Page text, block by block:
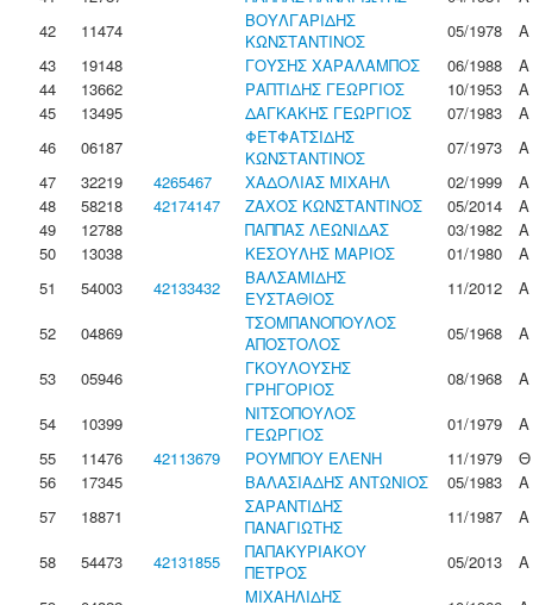
42
11474
ΒΟΥΛΓΑΡΙΔΗΣ
ΚΩΝΣΤΑΝΤΙΝΟΣ
05/1978
Α
43
19148 ΓΟΥΣΗΣ ΧΑΡΑΛΑΜΠΟΣ 06/1988
Α
44
13662 ΡΑΠΤΙΔΗΣ ΓΕΩΡΓΙΟΣ 10/1953
Α
45
13495 ΔΑΓΚΑΚΗΣ ΓΕΩΡΓΙΟΣ 07/1983
Α
46
06187
ΦΕΤΦΑΤΣΙΔΗΣ
ΚΩΝΣΤΑΝΤΙΝΟΣ
07/1973
Α
47
32219 4265467 ΧΑΔΟΛΙΑΣ ΜΙΧΑΗΛ 02/1999
Α
48
58218 42174147 ΖΑΧΟΣ ΚΩΝΣΤΑΝΤΙΝΟΣ 05/2014
Α
49
12788 ΠΑΠΠΑΣ ΛΕΩΝΙΔΑΣ 03/1982
Α
50
13038 ΚΕΣΟΥΛΗΣ ΜΑΡΙΟΣ 01/1980
Α
51
54003 42133432
ΒΑΛΣΑΜΙΔΗΣ
ΕΥΣΤΑΘΙΟΣ
11/2012
Α
52
04869
ΤΣΟΜΠΑΝΟΠΟΥΛΟΣ
ΑΠΟΣΤΟΛΟΣ
05/1968
Α
53
05946
ΓΚΟΥΛΟΥΣΗΣ
ΓΡΗΓΟΡΙΟΣ
08/1968
Α
54
10399
ΝΙΤΣΟΠΟΥΛΟΣ
ΓΕΩΡΓΙΟΣ
01/1979
Α
55
11476 42113679 ΡΟΥΜΠΟΥ ΕΛΕΝΗ 11/1979
Θ
56
17345 ΒΑΛΑΣΙΑΔΗΣ ΑΝΤΩΝΙΟΣ 05/1983
Α
57
18871
ΣΑΡΑΝΤΙΔΗΣ
ΠΑΝΑΓΙΩΤΗΣ
11/1987
Α
58
54473 42131855
ΠΑΠΑΚΥΡΙΑΚΟΥ
ΠΕΤΡΟΣ
05/2013
Α
ΜΙΧΑΗΛΙΔΗΣ